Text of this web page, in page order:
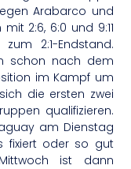
Arabarco und
2:6, 6:0 und 9:11
2:1-Endstand.
schon nach dem
im Kampf um
die ersten zwei
qualifizieren.
am Dienstag
fixiert oder so gut
ist dann